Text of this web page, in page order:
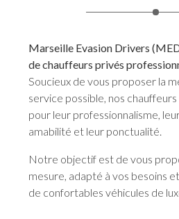
Marseille Evasion Drivers
de chauffeurs privés
Soucieux de vous proposer la
service possible, nos
pour leur professionnalisme,
amabilité et leur ponctualité.
Notre objectif est de vous
mesure, adapté à vos besoins
de confortables véhicules de